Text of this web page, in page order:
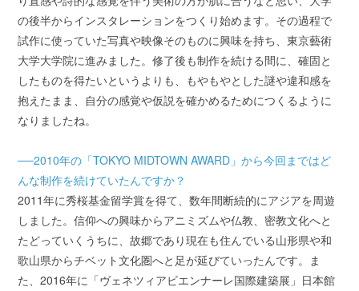
の後半からインスタレーションをつくり始めます。その過程で
試作に使っていた写真や映像そのものに興味を持ち、東京藝術
大学大学院に進みました。修了後も制作を続ける間に、確固と
したものを得たいというよりも、もやもやとした謎や違和感を
抱えたまま、自分の感覚や仮説を確かめるためにつくるように
なりましたね。
──2010年の「TOKYO MIDTOWN AWARD」から今回まではど
んな制作を続けていたんですか？
2011年に秀桜基金留学賞を得て、数年間断続的にアジアを周遊
しました。信仰への興味からアニミズムや仏教、密教文化へと
たどっていくうちに、故郷であり現在も住んでいる山形県や和
歌山県からチベット文化圏へと足が延びていったんです。ま
た、2016年に「ヴェネツィアビエンナーレ国際建築展」日本館